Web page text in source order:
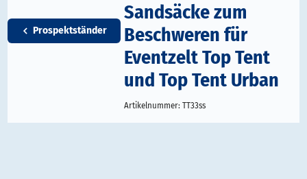
Prospektständer
Sandsäcke zum
Beschweren für
Eventzelt Top Tent
und Top Tent Urban
Artikelnummer: TT33ss